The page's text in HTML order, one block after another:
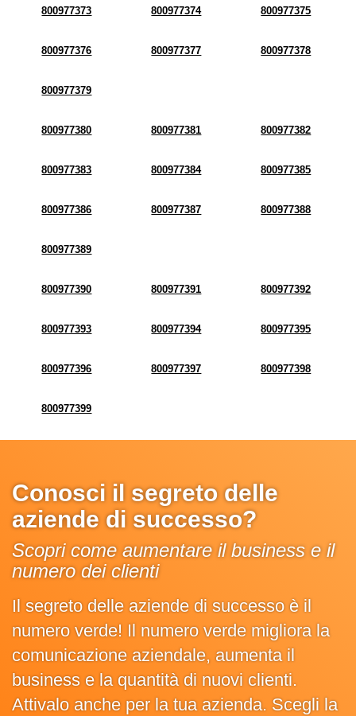
800977373 800977374 800977375
800977376 800977377 800977378
800977379
800977380 800977381 800977382
800977383 800977384 800977385
800977386 800977387 800977388
800977389
800977390 800977391 800977392
800977393 800977394 800977395
800977396 800977397 800977398
800977399
Conosci il segreto delle
aziende di successo?
Scopri come aumentare il business e il
numero dei clienti
Il segreto delle aziende di successo è il
numero verde! Il numero verde migliora la
comunicazione aziendale, aumenta il
business e la quantità di nuovi clienti.
Attivalo anche per la tua azienda. Scegli la